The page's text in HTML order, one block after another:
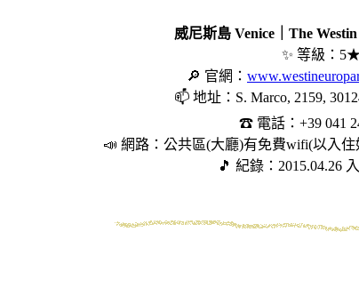
威尼斯島 Venice｜The
✨ 等級：5★
🔎 官網：
📫 地址：S. Marco, 2159,
☎ 電話：+39 041
📣 網路：公共區(大廳)有免費wifi(以入
🎵 紀錄：2015.04.26